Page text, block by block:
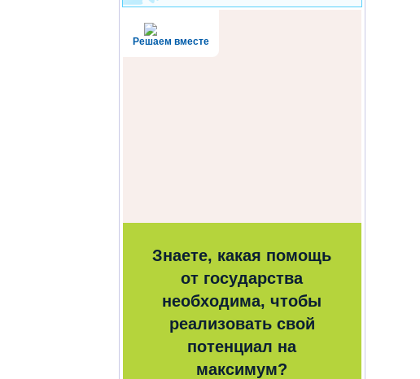
Решаем вместе
Знаете, какая помощь
от государства
необходима, чтобы
реализовать свой
потенциал на
максимум?